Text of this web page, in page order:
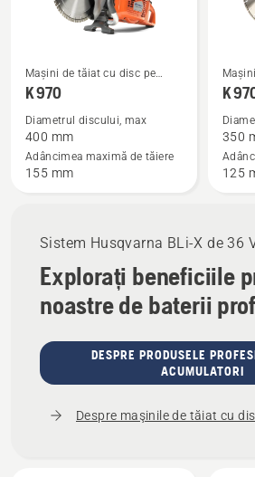
Sistem Husqvarna BLi-X de 36
Explorați beneficiile
noastre de baterii
DESPRE PRODUSELE
ACUMULATORI
Despre maşinile de tăiat cu
Vezi
mai
detalii
despre
K 970
Mașini de tăiat cu disc pe
benzină
K 970
Diametrul discului, max
400 mm
Adâncimea maximă de tăiere
155 mm
Vezi
mai
detalii
despre
K 970
K
350
125